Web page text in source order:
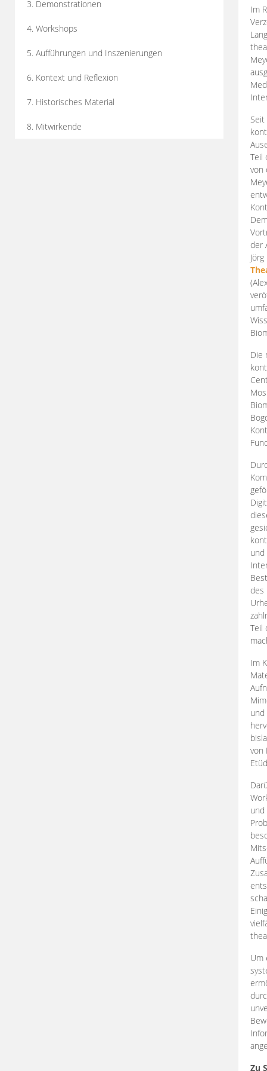
3. Demonstrationen
4. Workshops
5. Aufführungen und Inszenierungen
6. Kontext und Reflexion
7. Historisches Material
8. Mitwirkende
Im
Teil
von
der
Die
des
Teil
Im
und
von
und
Um
Zu